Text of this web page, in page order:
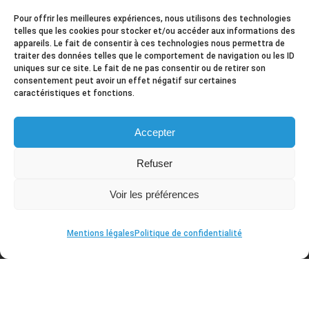
Pour offrir les meilleures expériences, nous utilisons des technologies
telles que les cookies pour stocker et/ou accéder aux informations des
appareils. Le fait de consentir à ces technologies nous permettra de
traiter des données telles que le comportement de navigation ou les ID
uniques sur ce site. Le fait de ne pas consentir ou de retirer son
consentement peut avoir un effet négatif sur certaines
caractéristiques et fonctions.
Accepter
Refuser
Voir les préférences
Mentions légales Politique de confidentialité
+ Politique de confidentialité
Contact
mission@ml-guerande.fr